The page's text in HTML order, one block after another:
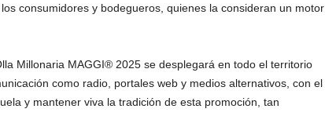
consumidores y bodegueros, quienes la consideran un motor
Millonaria MAGGI® 2025 se desplegará en todo el territorio
como radio, portales web y medios alternativos, con el
y mantener viva la tradición de esta promoción, tan